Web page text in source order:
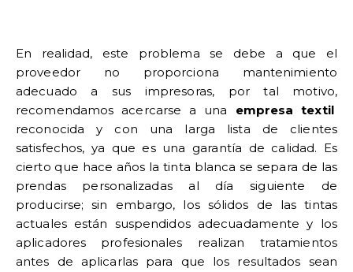
En realidad, este problema se debe a que el
proveedor no proporciona mantenimiento
adecuado a sus impresoras, por tal motivo,
recomendamos acercarse a una empresa textil
reconocida y con una larga lista de clientes
satisfechos, ya que es una garantía de calidad. Es
cierto que hace años la tinta blanca se separa de las
prendas personalizadas al día siguiente de
producirse; sin embargo, los sólidos de las tintas
actuales están suspendidos adecuadamente y los
aplicadores profesionales realizan tratamientos
antes de aplicarlas para que los resultados sean